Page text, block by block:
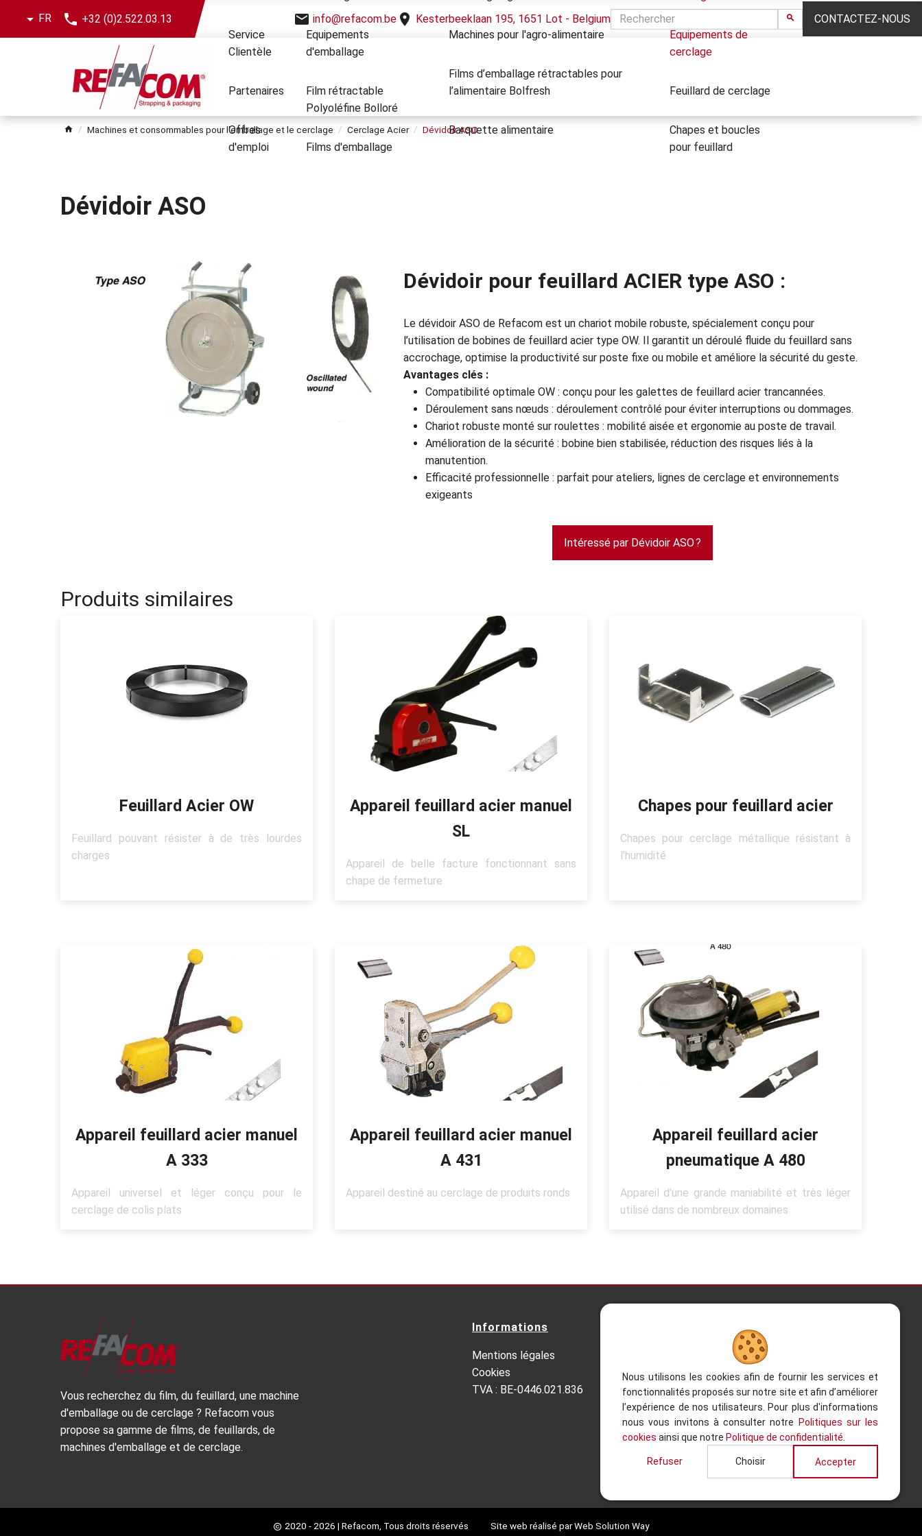
Nous utilisons les cookies afin de fournir les services et
fonctionnalités proposés sur notre site et afin d’améliorer
l’expérience de nos utilisateurs. Pour plus d'informations
nous vous invitons à consulter notre
Politiques sur les
cookies ainsi que notre Politique de confidentialité
Refuser Choisir Accepter
FR +32 (0)2.522.03.13 info@refacom.be Kesterbeeklaan 195, 1651 Lot - Belgium CONTACTEZ-NOUS
menu
Service
Clientèle
Partenaires
Offres
d'emploi
Equipements
d'emballage
Film rétractable
Polyoléfine Bolloré
Films d'emballage
Machines pour l'agro-alimentaire
Films d’emballage rétractables pour
l’alimentaire Bolfresh
Barquette alimentaire
Equipements de
cerclage
Feuillard de cerclage
Chapes et boucles
pour feuillard
Machines et consommables pour l'emballage et le cerclage Cerclage Acier Dévidoir ASO
Dévidoir ASO
Dévidoir pour feuillard ACIER type ASO :
Le dévidoir ASO de Refacom est un chariot mobile robuste, spécialement conçu pour
l’utilisation de bobines de feuillard acier type OW. Il garantit un déroulé fluide du feuillard sans
accrochage, optimise la productivité sur poste fixe ou mobile et améliore la sécurité du geste.
Avantages clés :
Compatibilité optimale OW : conçu pour les galettes de feuillard acier trancannées.
Déroulement sans nœuds : déroulement contrôlé pour éviter interruptions ou dommages.
Chariot robuste monté sur roulettes : mobilité aisée et ergonomie au poste de travail.
Amélioration de la sécurité : bobine bien stabilisée, réduction des risques liés à la
manutention.
Efficacité professionnelle : parfait pour ateliers, lignes de cerclage et environnements
exigeants
Intéressé par Dévidoir ASO ?
Produits similaires
Feuillard Acier OW
Feuillard pouvant résister à de très lourdes
charges
Appareil feuillard acier manuel
SL
Appareil de belle facture fonctionnant sans
chape de fermeture
Chapes pour feuillard acier
Chapes pour cerclage métallique résistant à
l'humidité
Appareil feuillard acier manuel
A 333
Appareil universel et léger conçu pour le
cerclage de colis plats
Appareil feuillard acier manuel
A 431
Appareil destiné au cerclage de produits ronds
Appareil feuillard acier
pneumatique A 480
Appareil d'une grande maniabilité et très léger
utilisé dans de nombreux domaines
Vous recherchez du film, du feuillard, une machine
d'emballage ou de cerclage ? Refacom vous
propose sa gamme de films, de feuillards, de
machines d'emballage et de cerclage.
Informations
Mentions légales
Cookies
TVA : BE-0446.021.836
Contactez-nous
Kesterbeeklaan 195, 1651 Lot -
Belgium
+32 (0)2.522.03.13
+32 (0)2.520.96.90
info@refacom.be
2020 - 2026 | Refacom, Tous droits réservés Site web réalisé parWeb Solution Way
Partager